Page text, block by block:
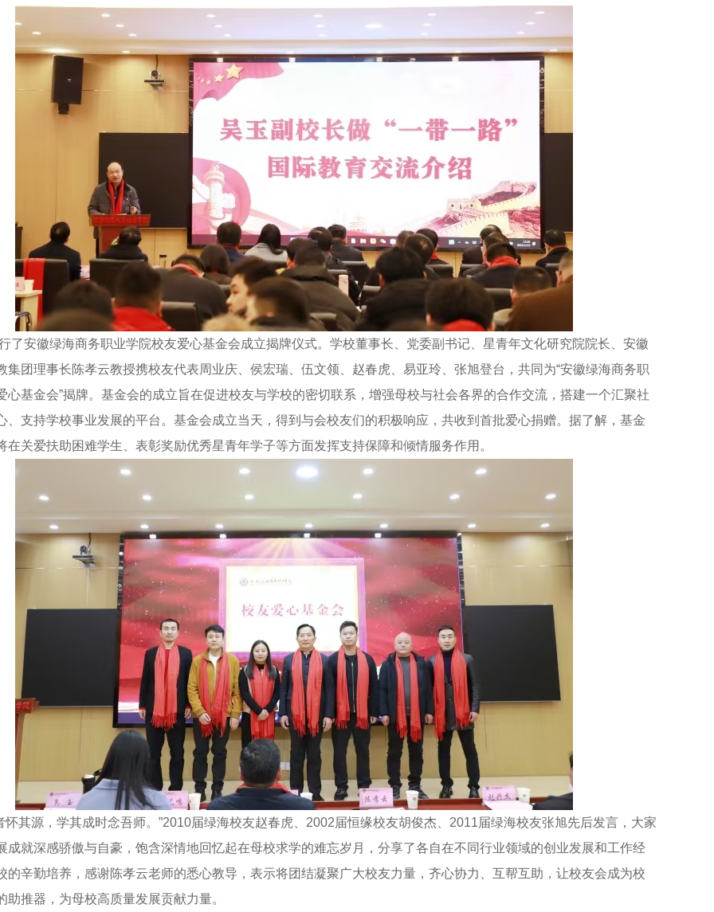
安徽绿海商务职业学院校友爱心基金会成立揭牌仪式。学校董事长、党委副书记、星青年文化研究院院长、安徽
集团理事长陈孝云教授携校友代表周业庆、侯宏瑞、伍文领、赵春虎、易亚玲、张旭登台，共同为“安徽绿海商务职
心基金会”揭牌。基金会的成立旨在促进校友与学校的密切联系，增强母校与社会各界的合作交流，搭建一个汇聚社
、支持学校事业发展的平台。基金会成立当天，得到与会校友们的积极响应，共收到首批爱心捐赠。据了解，基金
在关爱扶助困难学生、表彰奖励优秀星青年学子等方面发挥支持保障和倾情服务作用。
其源，学其成时念吾师。”2010届绿海校友赵春虎、2002届恒缘校友胡俊杰、2011届绿海校友张旭先后发言，大家
成就深感骄傲与自豪，饱含深情地回忆起在母校求学的难忘岁月，分享了各自在不同行业领域的创业发展和工作经
的辛勤培养，感谢陈孝云老师的悉心教导，表示将团结凝聚广大校友力量，齐心协力、互帮互助，让校友会成为校
助推器，为母校高质量发展贡献力量。